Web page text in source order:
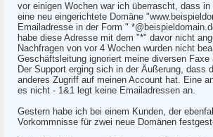
vor einigen Wochen war ich überrascht, dass
eine neu eingerichtete Domäne
Emailadresse in der Form "
habe diese Adresse mit dem "*" davor nicht
Nachfragen von vor 4 Wochen wurden nicht
Geschäftsleitung ignoriert meine diversen Faxe
Der Support erging sich in der Äußerung, dass
anderes Zugriff auf meinen Account hat. Eine
es nicht - 1&1 legt keine Emailadressen an.
Gestern habe ich bei einem Kunden, der
Vorkommnisse für zwei neue Domänen